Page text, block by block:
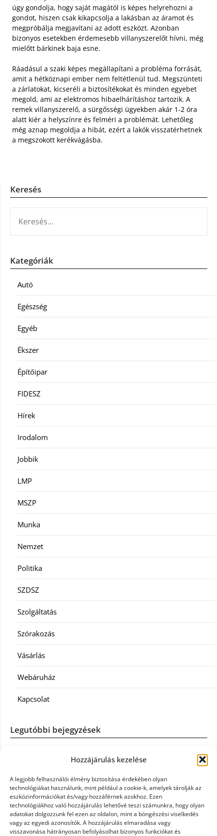
Hozzájárulás kezelése
A legjobb felhasználói élmény biztosítása érdekében olyan
technológiákat használunk, mint például a cookie-k, amelyek tárolják az
eszközinformációkat és/vagy hozzáférnek azokhoz. Ezen
technológiákhoz való hozzájárulás lehetővé teszi számunkra, hogy olyan
adatokat dolgozzunk fel ezen az oldalon, mint a böngészési viselkedés
vagy az egyedi azonosítók. A hozzájárulás elmaradása vagy
visszavonása hátrányosan befolyásolhat bizonyos funkciókat és
úgy gondolja, hogy saját magától is képes helyrehozni a
gondot, hiszen csak kikapcsolja a lakásban az áramot és
megpróbálja megjavítani az adott eszközt. Azonban
bizonyos esetekben érdemesebb villanyszerelőt hívni, még
mielőtt bárkinek baja esne.
Ráadásul a szaki képes megállapítani a probléma forrását,
amit a hétköznapi ember nem feltétlenül tud. Megszünteti
a zárlatokat, kicseréli a biztosítékokat és minden egyebet
megold, ami az elektromos hibaelhárításhoz tartozik. A
remek villanyszerelő, a sürgősségi ügyekben akár 1-2 óra
alatt kiér a helyszínre és felméri a problémát. Lehetőleg
még aznap megoldja a hibát, ezért a lakók visszatérhetnek
a megszokott kerékvágásba.
Keresés
Kategóriák
Autó
Egészség
Egyéb
Ékszer
Építőipar
FIDESZ
Hírek
Irodalom
Jobbik
LMP
MSZP
Munka
Nemzet
Politika
SZDSZ
Szolgáltatás
Szórakozás
Vásárlás
Webáruház
Kapcsolat
Legutóbbi bejegyzések
Casco szélvédőcsere: mikor éri meg a biztosítást igénybe
Könyvelés: mikor érdemes könyvelőt váltani?
Szövetkezeti jog: miért elengedhetetlen a szakszerű jogi
háttér a biztonságos működéshez